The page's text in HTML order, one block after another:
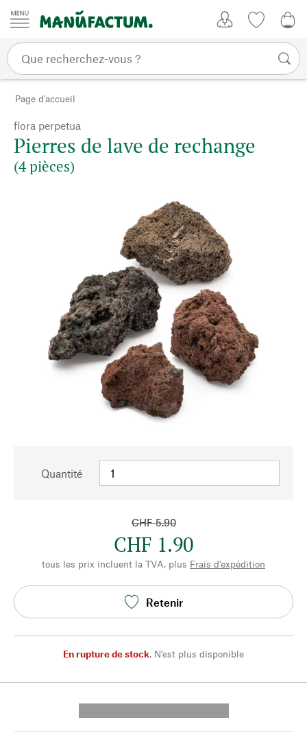
Passer au contenu
Page d'accueil
flora perpetua
Pierres de lave de rechange
(4 pièces)
Quantité
CHF 5.90
CHF 1.90
tous les prix incluent la TVA, plus Frais d'expédition
Retenir
En rupture de stock, N'est plus disponible